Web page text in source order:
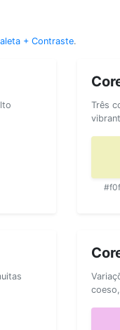
+ Contraste.
Três